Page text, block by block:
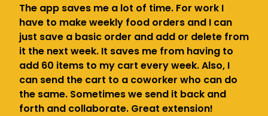
The app saves me a lot of time. For work I
have to make weekly food orders and I can
just save a basic order and add or delete from
it the next week. It saves me from having to
add 60 items to my cart every week. Also, I
can send the cart to a coworker who can do
the same. Sometimes we send it back and
forth and collaborate. Great extension!